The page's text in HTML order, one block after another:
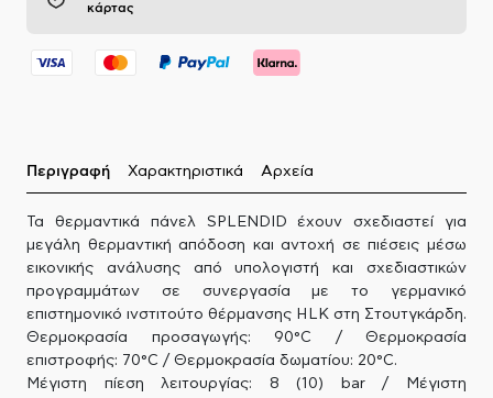
κάρτας
Περιγραφή Χαρακτηριστικά Αρχεία
Τα θερμαντικά πάνελ SPLENDID έχουν σχεδιαστεί για
μεγάλη θερμαντική απόδοση και αντοχή σε πιέσεις μέσω
εικονικής ανάλυσης από υπολογιστή και σχεδιαστικών
προγραμμάτων σε συνεργασία με το γερμανικό
επιστημονικό ινστιτούτο θέρμανσης HLK στη Στουτγκάρδη.
Θερμοκρασία προσαγωγής: 90°C / Θερμοκρασία
επιστροφής: 70°C / Θερμοκρασία δωματίου: 20°C.
Μέγιστη πίεση λειτουργίας: 8 (10) bar / Μέγιστη